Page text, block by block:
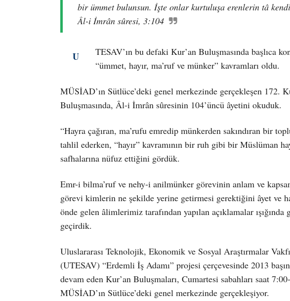
bir ümmet bulunsun. İşte onlar kurtuluşa erenlerin tâ
Âl-i İmrân sûresi, 3:104
U
TESAV’ın bu defaki Kur’an Buluşmasında başlıca
“ümmet, hayır, ma’ruf ve münker” kavramları oldu.
MÜSİAD’ın Sütlüce’deki genel merkezinde gerçekleşen 172.
Buluşmasında, Âl-i İmrân sûresinin 104’üncü âyetini okuduk.
“Hayra çağıran, ma’rufu emredip münkerden sakındıran bir
tahlil ederken, “hayır” kavramının bir ruh gibi bir Müslüman
safhalarına nüfuz ettiğini gördük.
Emr-i bilma’ruf ve nehy-i anilmünker görevinin anlam ve
görevi kimlerin ne şekilde yerine getirmesi gerektiğini âyet ve
önde gelen âlimlerimiz tarafından yapılan açıklamalar ışığında
geçirdik.
Uluslararası Teknolojik, Ekonomik ve Sosyal Araştırmalar
(UTESAV) “Erdemli İş Adamı” projesi çerçevesinde 2013
devam eden Kur’an Buluşmaları, Cumartesi sabahları saat
MÜSİAD’ın Sütlüce’deki genel merkezinde gerçekleşiyor.